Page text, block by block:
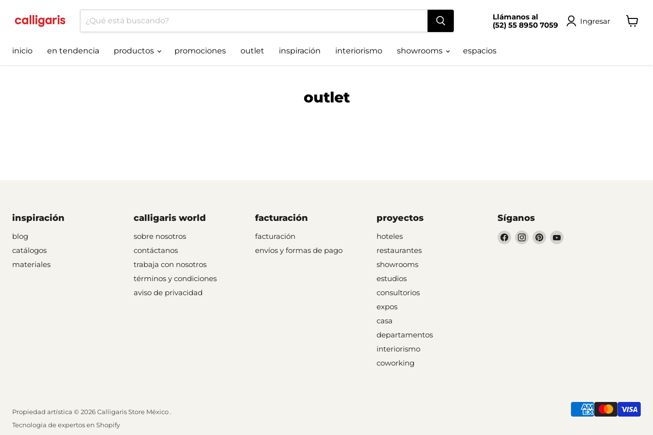
Llámanos al
(52) 55 8950 7059
Ingresar
inicio
en tendencia productos promociones outlet inspiración interiorismo showrooms espacios
outlet
inspiración
blog
catálogos
materiales
calligaris world
sobre nosotros
contáctanos
trabaja con nosotros
términos y condiciones
aviso de privacidad
facturación
facturación
envíos y formas de pago
proyectos
hoteles
restaurantes
showrooms
estudios
consultorios
expos
casa
departamentos
interiorismo
coworking
Síganos
Encuéntrenos
Encuéntrenos
Encuéntrenos
Encuéntrenos
Propiedad artística © 2026 Calligaris Store México .
Tecnologia deexpertos en Shopify